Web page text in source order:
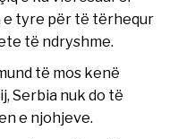
e tyre për të tërhequr
të ndryshme.
të mos kenë
Serbia nuk do të
e njohjeve.